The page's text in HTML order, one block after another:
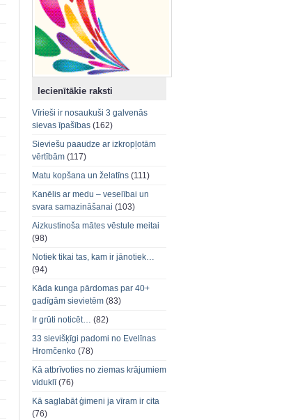
Iecienītākie raksti
Vīrieši ir nosaukuši 3 galvenās
sievas īpašības (162)
Sieviešu paaudze ar izkropļotām
vērtībām (117)
Matu kopšana un želatīns (111)
Kanēlis ar medu – veselībai un
svara samazināšanai (103)
Aizkustinoša mātes vēstule meitai
(98)
Notiek tikai tas, kam ir jānotiek…
(94)
Kāda kunga pārdomas par 40+
gadīgām sievietēm (83)
Ir grūti noticēt… (82)
33 sievišķīgi padomi no Evelīnas
Hromčenko (78)
Kā atbrīvoties no ziemas krājumiem
viduklī(76)
Kā saglabāt ģimeni ja vīram ir cita
(76)